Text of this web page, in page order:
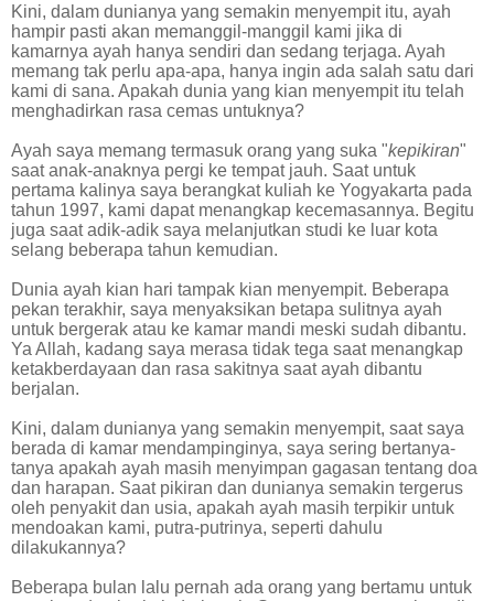
Kini, dalam dunianya yang semakin menyempit itu, ayah
hampir pasti akan memanggil-manggil kami jika di
kamarnya ayah hanya sendiri dan sedang terjaga. Ayah
memang tak perlu apa-apa, hanya ingin ada salah satu dari
kami di sana. Apakah dunia yang kian menyempit itu telah
menghadirkan rasa cemas untuknya?
Ayah saya memang termasuk orang yang suka "kepikiran"
saat anak-anaknya pergi ke tempat jauh. Saat untuk
pertama kalinya saya berangkat kuliah ke Yogyakarta pada
tahun 1997, kami dapat menangkap kecemasannya. Begitu
juga saat adik-adik saya melanjutkan studi ke luar kota
selang beberapa tahun kemudian.
Dunia ayah kian hari tampak kian menyempit. Beberapa
pekan terakhir, saya menyaksikan betapa sulitnya ayah
untuk bergerak atau ke kamar mandi meski sudah dibantu.
Ya Allah, kadang saya merasa tidak tega saat menangkap
ketakberdayaan dan rasa sakitnya saat ayah dibantu
berjalan.
Kini, dalam dunianya yang semakin menyempit, saat saya
berada di kamar mendampinginya, saya sering bertanya-
tanya apakah ayah masih menyimpan gagasan tentang doa
dan harapan. Saat pikiran dan dunianya semakin tergerus
oleh penyakit dan usia, apakah ayah masih terpikir untuk
mendoakan kami, putra-putrinya, seperti dahulu
dilakukannya?
Beberapa bulan lalu pernah ada orang yang bertamu untuk